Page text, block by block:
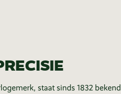
staat sinds 1832 bekend